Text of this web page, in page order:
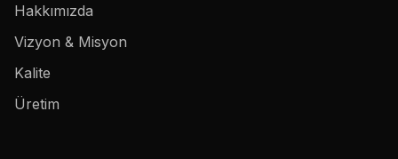
Hakkımızda
Vizyon & Misyon
Kalite
Üretim